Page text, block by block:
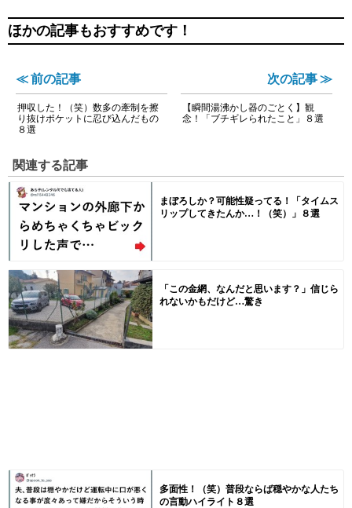
ほかの記事もおすすめです！
≪ 前の記事
押収した！（笑）数多の牽制を擦
り抜けポケットに忍び込んだもの
８選
次の記事 ≫
【瞬間湯沸かし器のごとく】観
念！「ブチギレられたこと」８選
関連する記事
まぼろしか？可能性疑ってる！「タイムス
リップしてきたんか…！（笑）」８選
「この金網、なんだと思います？」信じら
れないかもだけど…驚き
多面性！（笑）普段ならば穏やかな人たち
の言動ハイライト８選